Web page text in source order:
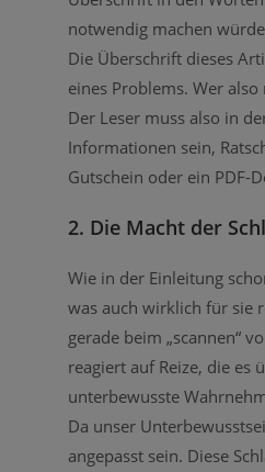
notwendig machen
Die Überschrift dieses
eines Problems. Wer
Der Leser muss also in
Informationen sein,
Gutschein oder ein PDF-
2. Die Macht der
Wie in der Einleitung
was auch wirklich für sie
gerade beim „scannen“
reagiert auf Reize, die
unterbewusste
Da unser
angepasst sein. Diese